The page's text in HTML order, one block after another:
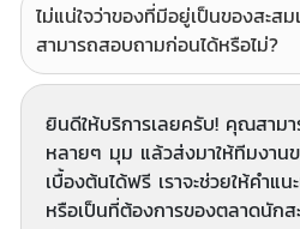
ไม่แน่ใจว่าของที่มีอยู่เป็นของสะส
สามารถสอบถามก่อนได้หรือไม่?
ยินดีให้บริการเลยครับ! คุณสาม
หลายๆ มุม แล้วส่งมาให้ทีมงานข
เบื้องต้นได้ฟรี เราจะช่วยให้คำแ
หรือเป็นที่ต้องการของตลาดนักส